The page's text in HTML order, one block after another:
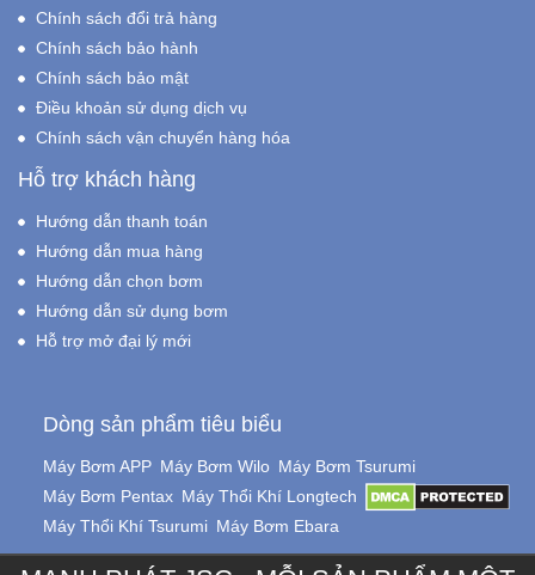
Chính sách đổi trả hàng
Chính sách bảo hành
Chính sách bảo mật
Điều khoản sử dụng dịch vụ
Chính sách vận chuyển hàng hóa
Hỗ trợ khách hàng
Hướng dẫn thanh toán
Hướng dẫn mua hàng
Hướng dẫn chọn bơm
Hướng dẫn sử dụng bơm
Hỗ trợ mở đại lý mới
Dòng sản phẩm tiêu biểu
Máy Bơm APP Máy Bơm Wilo Máy Bơm Tsurumi
Máy Bơm Pentax Máy Thổi Khí Longtech
Máy Thổi Khí Tsurumi Máy Bơm Ebara